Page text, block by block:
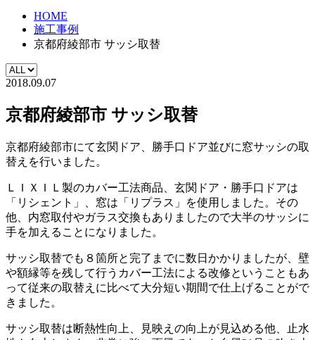
HOME
施工事例
京都府綾部市 サッシ取替
2018.09.07
京都府綾部市 サッシ取替
京都府綾部市にて玄関ドア、勝手口ドア並びに窓サッシの取
替えを行いました。
ＬＩＸＩＬ製のカバー工法商品、玄関ドア・勝手口ドアは
「リシェント」、窓は「リプラス」を使用しました。その
他、内窓取付やガラス交換もありましたので大半のサッシに
手を加えることになりました。
サッシ取替でも８箇所と完了までに数日かかりましたが、壁
や額縁等を残して行うカバー工法による改修ということもあ
って従来の取替えに比べて大分短い期間で仕上げることがで
きました。
サッシ取替は断熱性向上、見映えの向上が見込める他、止水